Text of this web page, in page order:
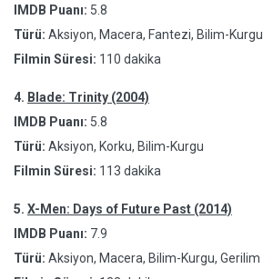
IMDB Puanı: 5.8
Türü: Aksiyon, Macera, Fantezi, Bilim-Kurgu
Filmin Süresi: 110 dakika
4. Blade: Trinity (2004)
IMDB Puanı: 5.8
Türü: Aksiyon, Korku, Bilim-Kurgu
Filmin Süresi: 113 dakika
5. X-Men: Days of Future Past (2014)
IMDB Puanı: 7.9
Türü: Aksiyon, Macera, Bilim-Kurgu, Gerilim